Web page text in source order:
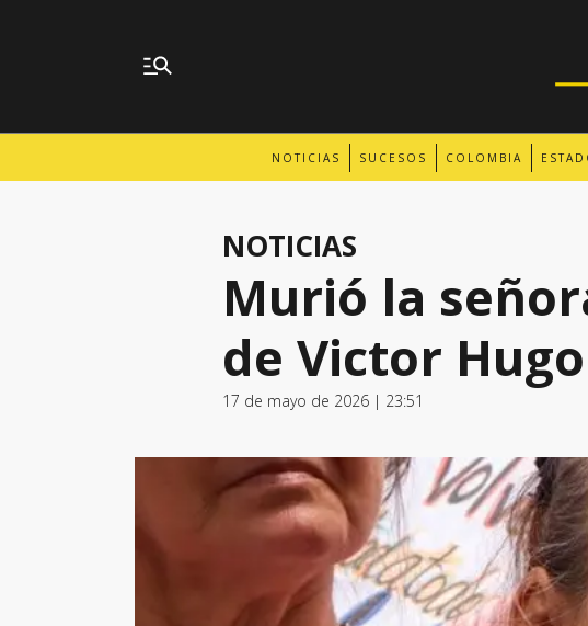
NOTICIAS SUCESOS COLOMBIA
NOTICIAS
Murió la
de Victor
17 de mayo de 2026 | 23:51